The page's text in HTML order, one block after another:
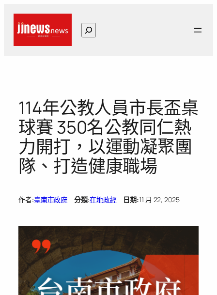
搜
尋
114年公教人員市長盃桌
球賽 350名公教同仁熱
力開打，以運動凝聚團
隊、打造健康職場
作者:臺南市政府 分類:在地政經日期:11 月 22, 2025